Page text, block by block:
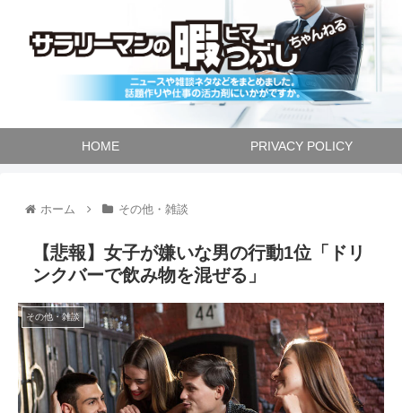
HOME PRIVACY POLICY
ホーム その他・雑談
【悲報】女子が嫌いな男の行動1位「ドリ
ンクバーで飲み物を混ぜる」
その他・雑談